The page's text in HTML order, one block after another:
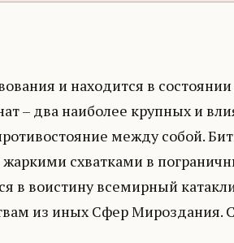
и находится в состоянии
– два наиболее крупных и
между собой.
схватками в
в воистину всемирный
из иных Сфер Мироздания.